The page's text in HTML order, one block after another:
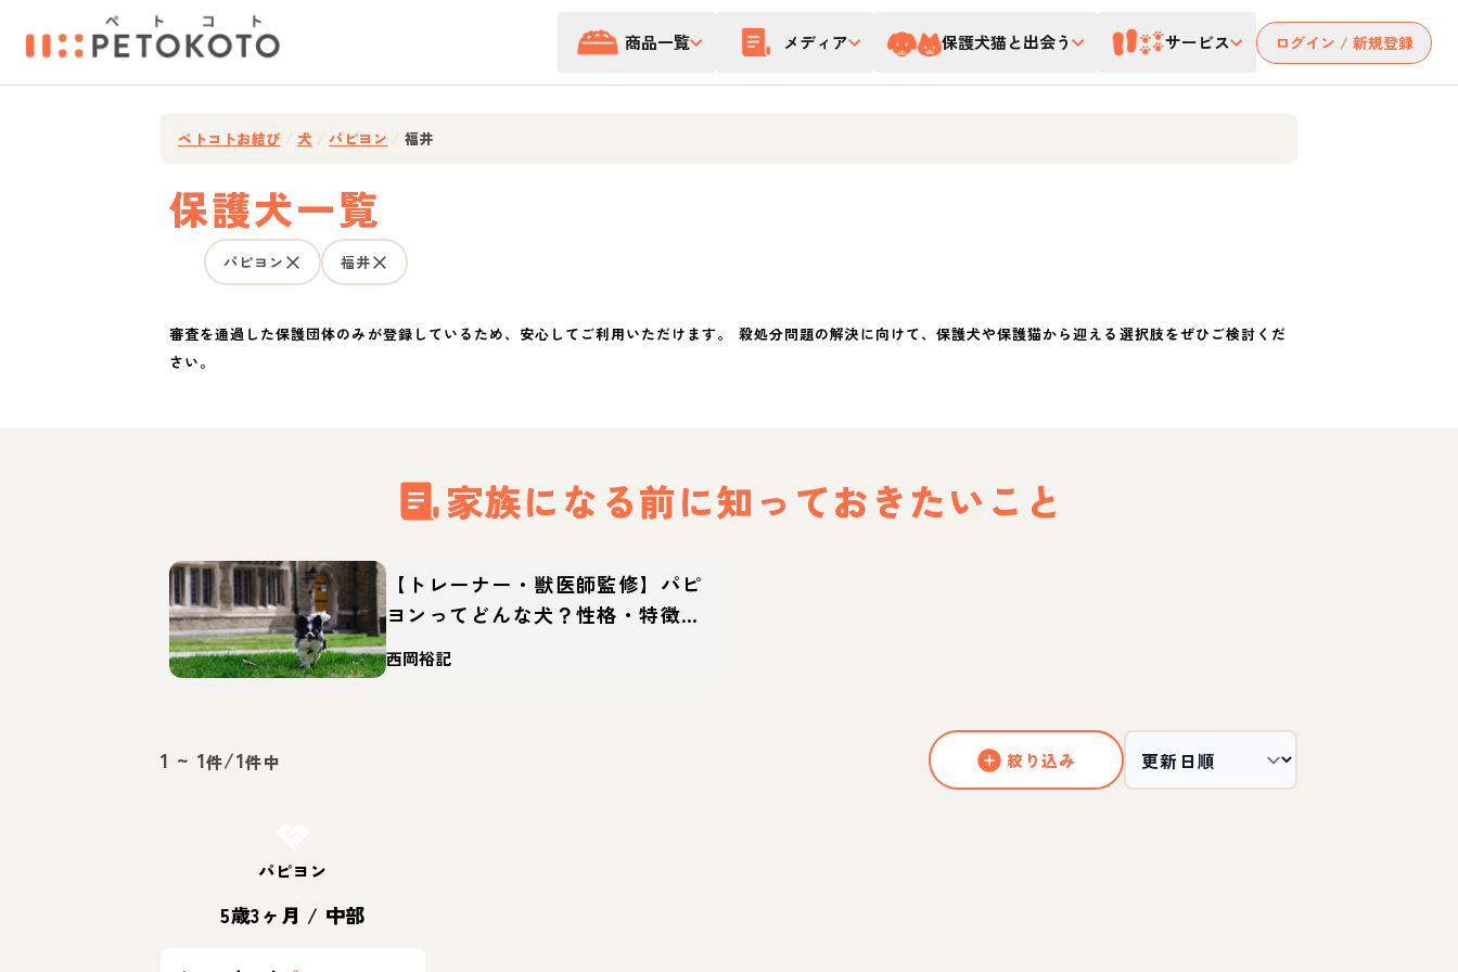
商品一覧 メディア 保護犬猫と出会う サービス ログイン / 新規登録
ペトコトお結び 犬 パピヨン 福井
保護犬一覧
パピヨン 福井
審査を通過した保護団体のみが登録しているため、安心してご利用いただけます。 殺処分問題の解決に向けて、保護犬や保護猫から迎える選択肢をぜひご検討くだ
さい。
家族になる前に知っておきたいこと
【トレーナー・獣医師監修】パピ
ヨンってどんな犬？性格・特徴・
育て方・迎え方
西岡裕記
1 ~ 1件/1件中 絞り込み
パピヨン
5歳3ヶ月 / 中部